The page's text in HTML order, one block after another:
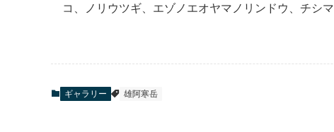
コ、ノリウツギ、エゾノエオヤマノリンドウ、チシ
ギャラリー 雄阿寒岳